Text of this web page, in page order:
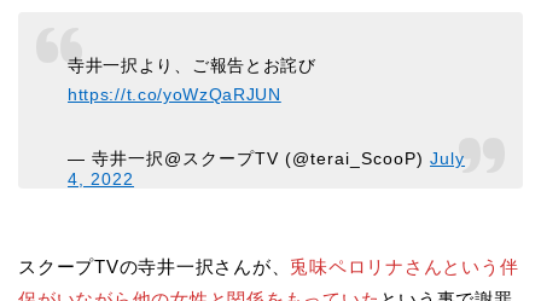
寺井一択より、ご報告とお詫び
https://t.co/yoWzQaRJUN
— 寺井一択@スクープTV (@terai_ScooP)July
4, 2022
スクープTVの寺井一択さんが、 兎味ペロリナさんという伴